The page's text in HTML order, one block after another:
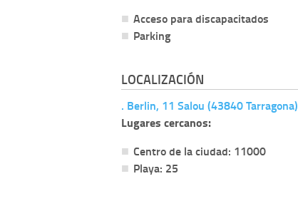
Acceso para discapacitados
Parking
LOCALIZACIÓN
. Berlin, 11 Salou (43840 Tarragona)
Lugares cercanos:
Centro de la ciudad: 11000
Playa: 25